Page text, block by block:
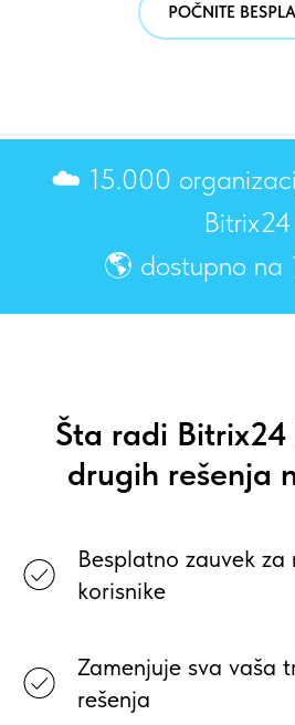
POČNITE
☁️ 15.000
Bitrix24
🌎 dostupno na
Šta radi
drugih rešenja
Besplatno zauvek za
korisnike
Zamenjuje sva vaša
rešenja